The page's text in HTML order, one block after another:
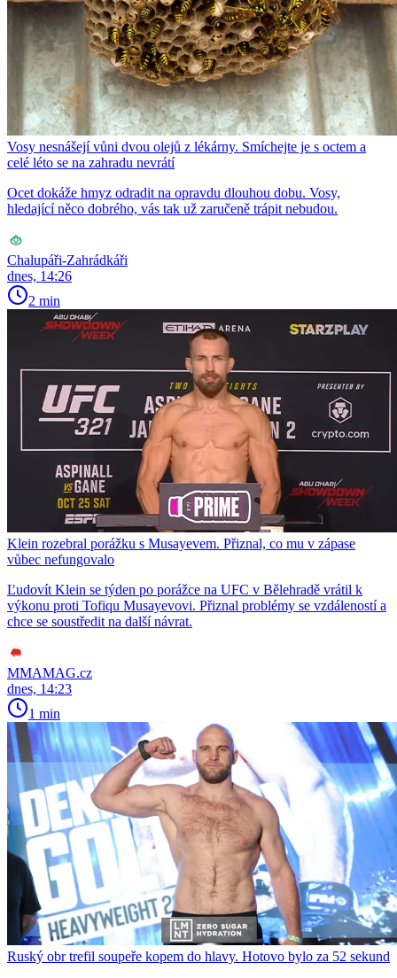
Vosy nesnášejí vůni dvou olejů z lékárny. Smíchejte je s octem a
celé léto se na zahradu nevrátí
Ocet dokáže hmyz odradit na opravdu dlouhou dobu. Vosy,
hledající něco dobrého, vás tak už zaručeně trápit nebudou.
Chalupáři-Zahrádkáři
dnes, 14:26
2 min
Klein rozebral porážku s Musayevem. Přiznal, co mu v zápase
vůbec nefungovalo
Ľudovít Klein se týden po porážce na UFC v Bělehradě vrátil k
výkonu proti Tofiqu Musayevovi. Přiznal problémy se vzdáleností a
chce se soustředit na další návrat.
MMAMAG.cz
dnes, 14:23
1 min
Ruský obr trefil soupeře kopem do hlavy. Hotovo bylo za 52 sekund